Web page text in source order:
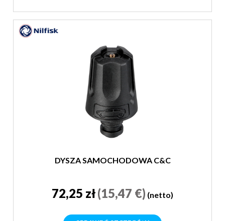
DYSZA SAMOCHODOWA C&C
72,25 zł(15,47 €) (netto)